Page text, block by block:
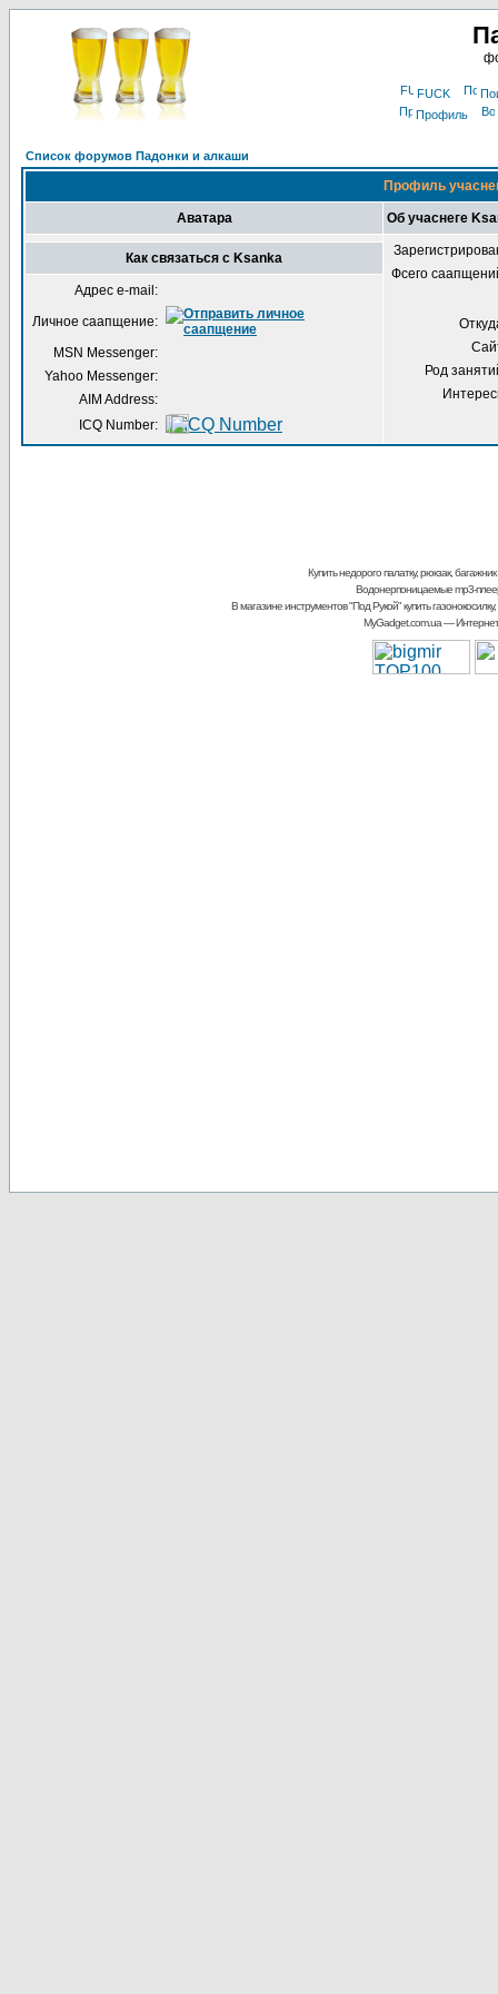
FUCK
Профиль
Список форумов Падонки и алкаши
Профиль
Аватара Об учаснеге
Фсего
Род
Как связаться с Ksanka
Адрес e-mail:
Личное саапщение:
MSN Messenger:
Yahoo Messenger:
AIM Address:
ICQ Number:
Купить недорого палатку, рюкзак, багажник
Водонерпоницаемые mp3-
В магазине инструментов "Под Рукой"купить
MyGadget.com.ua—